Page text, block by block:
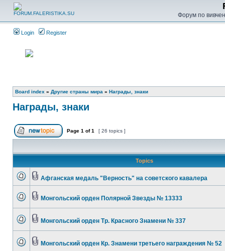
Форум по
Login Register
Board index » Другие страны мира » Награды, знаки
Награды, знаки
Page 1 of1 [ 26 topics ]
Topics
Афганская медаль "Верность" на советского кавалера
Монгольский орден Полярной Звезды № 13333
Монгольский орден Тр. Красного Знамени № 337
Монгольский орден Кр. Знамени третьего награждения № 52